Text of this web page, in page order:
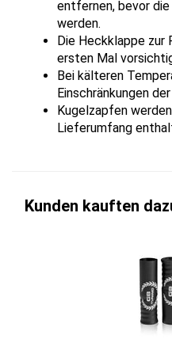
entfernen, bevor
werden.
Die Heckklappe zur
ersten Mal
Bei kälteren
Einschränkungen
Kugelzapfen
Lieferumfang
Kunden kauften